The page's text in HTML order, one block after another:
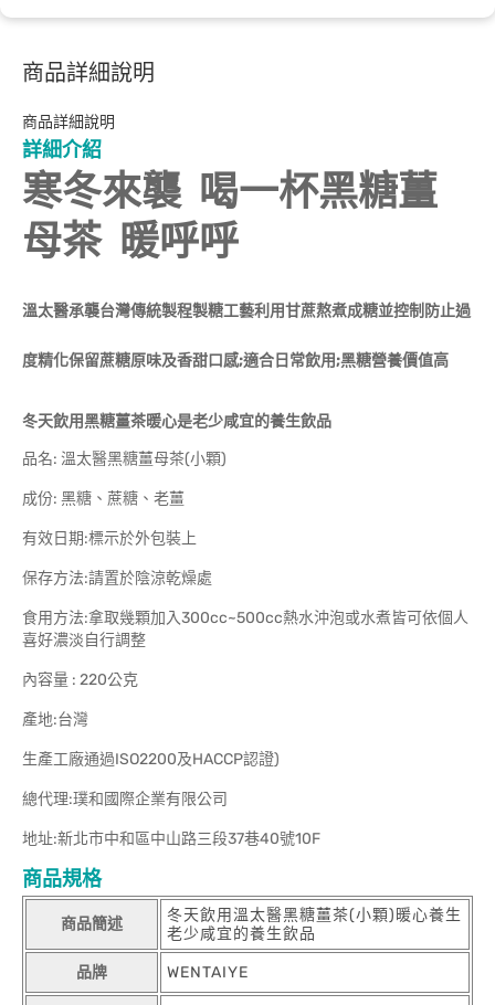
商品詳細說明
商品詳細說明
詳細介紹
寒冬來襲 喝一杯黑糖薑
母茶 暖呼呼
溫太醫承襲台灣傳統製程製糖工藝利用甘蔗熬煮成糖並控制防止過
度精化保留蔗糖原味及香甜口感;適合日常飲用;黑糖營養價值高
冬天飲用黑糖薑茶暖心是老少咸宜的養生飲品
品名: 溫太醫黑糖薑母茶(小顆)
成份: 黑糖、蔗糖、老薑
有效日期:標示於外包裝上
保存方法:請置於陰涼乾燥處
食用方法:拿取幾顆加入300cc~500cc熱水沖泡或水煮皆可依個人
喜好濃淡自行調整
內容量 : 220公克
產地:台灣
生產工廠通過ISO2200及HACCP認證)
總代理:璞和國際企業有限公司
地址:新北市中和區中山路三段37巷40號10F
商品規格
商品簡述
冬天飲用溫太醫黑糖薑茶(小顆)暖心養生
老少咸宜的養生飲品
品牌 WENTAIYE